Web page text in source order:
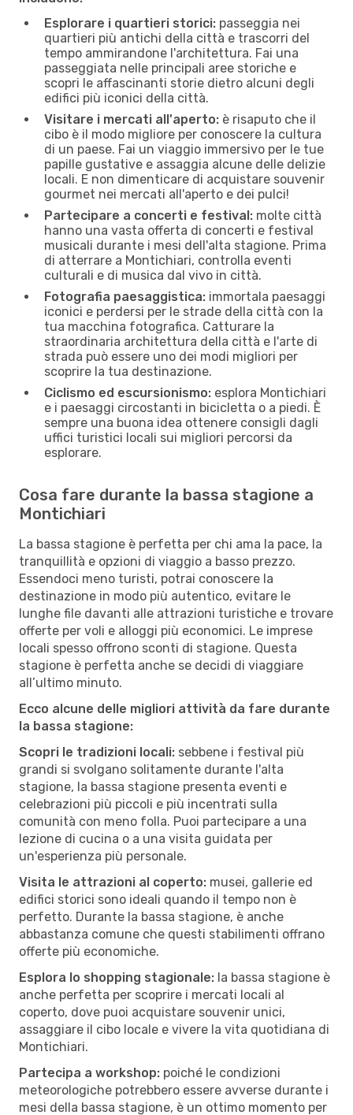
Esplorare i quartieri storici: passeggia nei
quartieri più antichi della città e trascorri del
tempo ammirandone l'architettura. Fai una
passeggiata nelle principali aree storiche e
scopri le affascinanti storie dietro alcuni degli
edifici più iconici della città.
Visitare i mercati all'aperto: è risaputo che il
cibo è il modo migliore per conoscere la cultura
di un paese. Fai un viaggio immersivo per le tue
papille gustative e assaggia alcune delle delizie
locali. E non dimenticare di acquistare souvenir
gourmet nei mercati all'aperto e dei pulci!
Partecipare a concerti e festival: molte città
hanno una vasta offerta di concerti e festival
musicali durante i mesi dell'alta stagione. Prima
di atterrare a Montichiari, controlla eventi
culturali e di musica dal vivo in città.
Fotografia paesaggistica: immortala paesaggi
iconici e perdersi per le strade della città con la
tua macchina fotografica. Catturare la
straordinaria architettura della città e l'arte di
strada può essere uno dei modi migliori per
scoprire la tua destinazione.
Ciclismo ed escursionismo: esplora Montichiari
e i paesaggi circostanti in bicicletta o a piedi. È
sempre una buona idea ottenere consigli dagli
uffici turistici locali sui migliori percorsi da
esplorare.
Cosa fare durante la bassa stagione a
Montichiari
La bassa stagione è perfetta per chi ama la pace, la
tranquillità e opzioni di viaggio a basso prezzo.
Essendoci meno turisti, potrai conoscere la
destinazione in modo più autentico, evitare le
lunghe file davanti alle attrazioni turistiche e trovare
offerte per voli e alloggi più economici. Le imprese
locali spesso offrono sconti di stagione. Questa
stagione è perfetta anche se decidi di viaggiare
all’ultimo minuto.
Ecco alcune delle migliori attività da fare durante
la bassa stagione:
Scopri le tradizioni locali: sebbene i festival più
grandi si svolgano solitamente durante l'alta
stagione, la bassa stagione presenta eventi e
celebrazioni più piccoli e più incentrati sulla
comunità con meno folla. Puoi partecipare a una
lezione di cucina o a una visita guidata per
un'esperienza più personale.
Visita le attrazioni al coperto: musei, gallerie ed
edifici storici sono ideali quando il tempo non è
perfetto. Durante la bassa stagione, è anche
abbastanza comune che questi stabilimenti offrano
offerte più economiche.
Esplora lo shopping stagionale: la bassa stagione è
anche perfetta per scoprire i mercati locali al
coperto, dove puoi acquistare souvenir unici,
assaggiare il cibo locale e vivere la vita quotidiana di
Montichiari.
Partecipa a workshop: poiché le condizioni
meteorologiche potrebbero essere avverse durante i
mesi della bassa stagione, è un ottimo momento per